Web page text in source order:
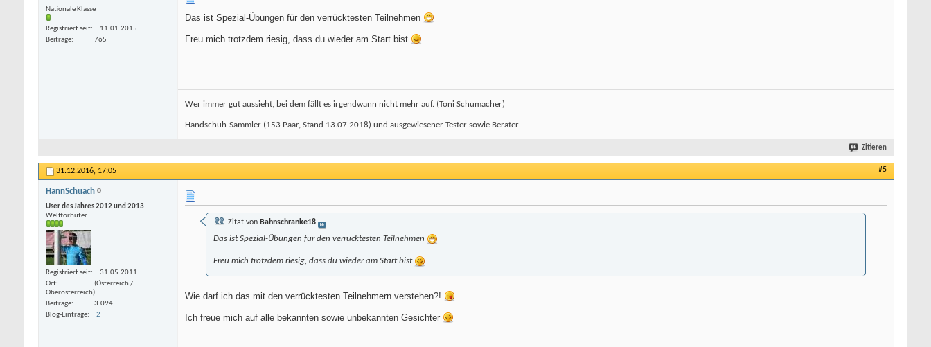
Nationale Klasse
Registriert seit
11.01.2015
Beiträge
765
Das ist Spezial-Übungen für den verrücktesten Teilnehmen
Freu mich trotzdem riesig, dass du wieder am Start bist
Wer immer gut aussieht, bei dem fällt es irgendwann nicht mehr auf. (Toni Schumacher)
Handschuh-Sammler (153 Paar, Stand 13.07.2018) und ausgewiesener Tester sowie Berater
Zitieren
31.12.2016, 17:05 #5
HannSchuach
User des Jahres 2012 und 2013
Welttorhüter
Registriert seit
31.05.2011
Ort
(Österreich /
Oberösterreich)
Beiträge
3.094
Blog-Einträge
2
Zitat von Bahnschranke18
Das ist Spezial-Übungen für den verrücktesten Teilnehmen
Freu mich trotzdem riesig, dass du wieder am Start bist
Wie darf ich das mit den verrücktesten Teilnehmern verstehen?!
Ich freue mich auf alle bekannten sowie unbekannten Gesichter